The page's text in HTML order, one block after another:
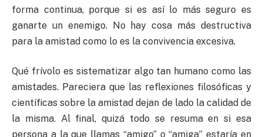
forma continua, porque si es así lo más seguro es
ganarte un enemigo. No hay cosa más destructiva
para la amistad como lo es la convivencia excesiva.
Qué frívolo es sistematizar algo tan humano como las
amistades. Pareciera que las reflexiones filosóficas y
científicas sobre la amistad dejan de lado la calidad de
la misma. Al final, quizá todo se resuma en si esa
persona a la que llamas “amigo” o “amiga” estaría en